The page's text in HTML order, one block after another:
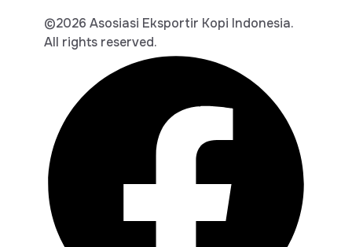
©2026 Asosiasi Eksportir Kopi Indonesia.
All rights reserved.